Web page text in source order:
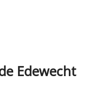
Edewecht